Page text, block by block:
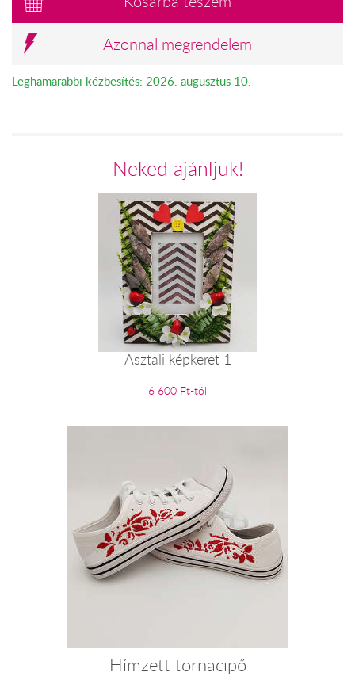
Azonnal megrendelem
Leghamarabbi kézbesítés: 2026. augusztus 10.
Neked ajánljuk!
Asztali képkeret 1
6 600 Ft-tól
Hímzett tornacipő